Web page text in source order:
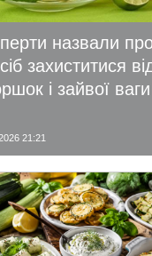
назвали
захиститися
і зайвої ваги
21:21